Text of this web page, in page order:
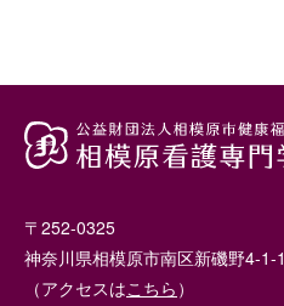
〒252-0325
神奈川県相模原市南区新磯野4-1-1
（アクセスはこちら ）